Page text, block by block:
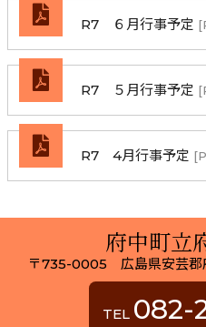
R7 ６月行事予定
R7 ５月行事予定
R7 4月行事予定
府中町立
〒735-0005 広島県安芸郡
TEL 082-